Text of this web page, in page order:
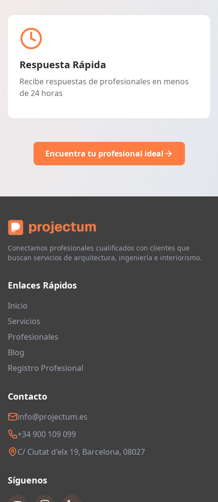
Respuesta Rápida
Recibe respuestas de profesionales en menos
de 24 horas
Encuentra tu profesional ideal
Conectamos profesionales cualificados con clientes que
buscan servicios de arquitectura, ingeniería e interiorismo.
Enlaces Rápidos
Inicio
Servicios
Profesionales
Blog
Registro Profesional
Contacto
info@projectum.es
+34 900 109 099
C/ Ciutat d'elx 19, Barcelona, 08027
Síguenos